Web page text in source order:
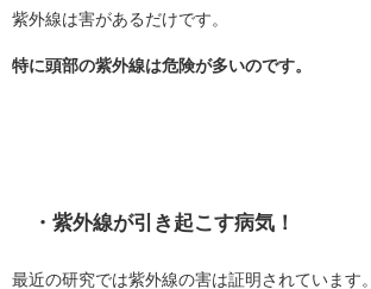
紫外線は害があるだけです。
特に頭部の紫外線は危険が多いのです。
・紫外線が引き起こす病気！
最近の研究では紫外線の害は証明されています。